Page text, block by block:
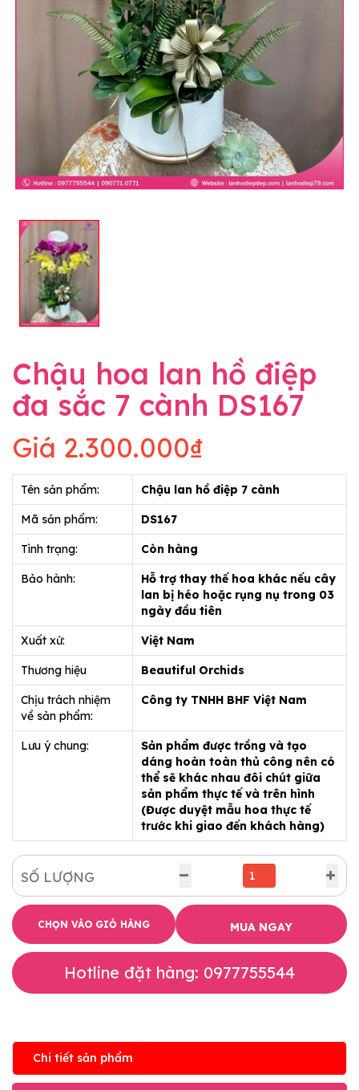
Chậu hoa lan hồ điệp
đa sắc 7 cành DS167
Giá 2.300.000₫
Tên sản phẩm: Chậu lan hồ điệp 7 cành
Mã sản phẩm: DS167
Tình trạng: Còn hàng
Bảo hành:
Hỗ trợ thay thế hoa khác nếu cây
lan bị héo hoặc rụng nụ trong 03
ngày đầu tiên
Xuất xứ: Việt Nam
Thương hiệu Beautiful Orchids
Chịu trách nhiệm
về sản phẩm:
Công ty TNHH BHF Việt Nam
Lưu ý chung:
Sản phẩm được trồng và tạo
dáng hoàn toàn thủ công nên có
thể sẽ khác nhau đôi chút giữa
sản phẩm thực tế và trên hình
(Được duyệt mẫu hoa thực tế
trước khi giao đến khách hàng)
SỐ LƯỢNG
CHỌN VÀO GIỎ HÀNG MUA NGAY
Hotline đặt hàng: 0977755544
Chi tiết sản phẩm